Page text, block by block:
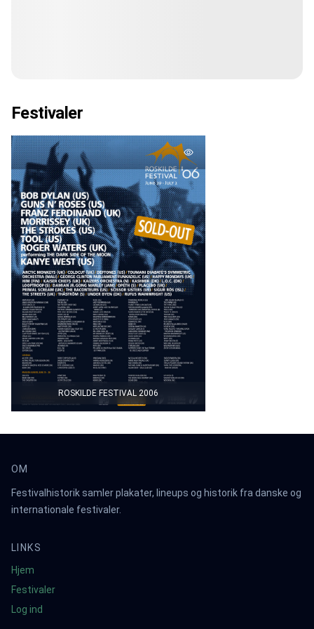
Festivaler
ROSKILDE FESTIVAL 2006
OM
Festivalhistorik samler plakater, lineups og historik fra danske og
internationale festivaler.
LINKS
Hjem
Festivaler
Log ind